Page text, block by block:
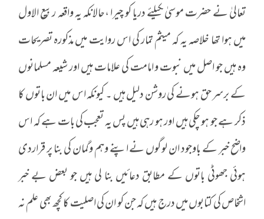
تعالیٰ نے حضرت موسیٰ ـکیلئے دریا کو چیرا ،حالانکہ یہ واقعہ ربیع الاول
میں ہوا تھا خلاصہ یہ کہ میثم تمار کی اس روایت میں مذکورہ تصریحات
وہ ہیں جو اصل میں نبوت و امامت کی علامات ہیں اور شیعہ مسلمانوں
کے برسر حق ہونے کی روشن دلیل ہیں ۔ کیونکہ اس میں ان باتوں کا
ذکر ہے جو ہو چکی ہیں اور ہو رہی ہیں پس یہ تعجب کی بات ہے کہ اس
واضح خبر کے باوجود ان لوگوں نے اپنے وہم وگمان کی بنا پر قراردی
ہوئی جھوٹی باتوں کے مطابق دعائیں بنا لی ہیں جو بعض بے خبر
اشخاص کی کتابوں میں درج ہیں کہ جن کو ان کی اصلیت کا کچھ بھی علم نہ